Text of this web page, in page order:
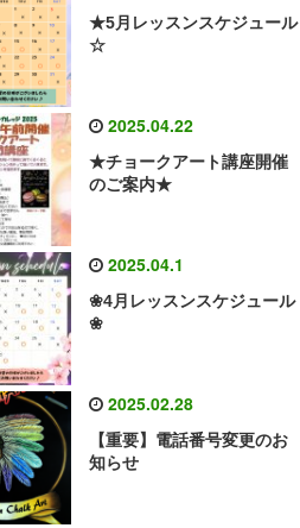
★5月レッスンスケジュール
☆
2025.04.22
★チョークアート講座開催
のご案内★
2025.04.1
❀4月レッスンスケジュール
❀
2025.02.28
【重要】電話番号変更のお
知らせ